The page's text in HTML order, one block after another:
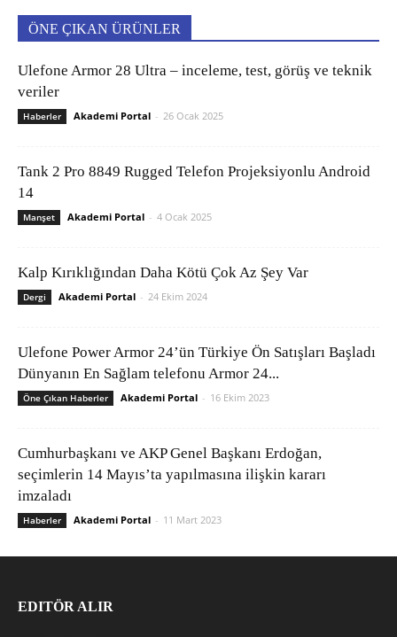
ÖNE ÇIKAN ÜRÜNLER
Ulefone Armor 28 Ultra – inceleme, test, görüş ve teknik
veriler
Haberler Akademi Portal - 26 Ocak 2025
Tank 2 Pro 8849 Rugged Telefon Projeksiyonlu Android
14
Manşet Akademi Portal - 4 Ocak 2025
Kalp Kırıklığından Daha Kötü Çok Az Şey Var
Dergi Akademi Portal - 24 Ekim 2024
Ulefone Power Armor 24’ün Türkiye Ön Satışları Başladı
Dünyanın En Sağlam telefonu Armor 24...
Öne Çıkan Haberler Akademi Portal - 16 Ekim 2023
Cumhurbaşkanı ve AKP Genel Başkanı Erdoğan,
seçimlerin 14 Mayıs’ta yapılmasına ilişkin kararı
imzaladı
Haberler Akademi Portal - 11 Mart 2023
EDITÖR ALIR